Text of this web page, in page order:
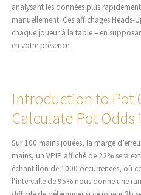
analysant les données plus
manuellement. Ces affichages
chaque joueur à la table – en
en votre présence.
Introduction to Pot
Calculate Pot Odds
Sur 100 mains jouées, la marge
mains, un VPIP affiché de 22% sera
échantillon de 1000 occurrences, où
l’intervalle de 95% nous donne une